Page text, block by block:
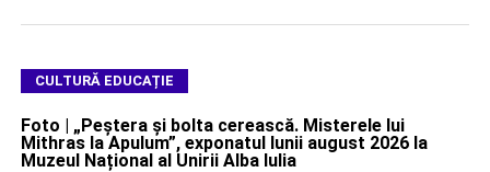
CULTURĂ EDUCAȚIE
Foto | „Peștera și bolta cerească. Misterele lui
Mithras la Apulum”, exponatul lunii august 2026 la
Muzeul Național al Unirii Alba Iulia